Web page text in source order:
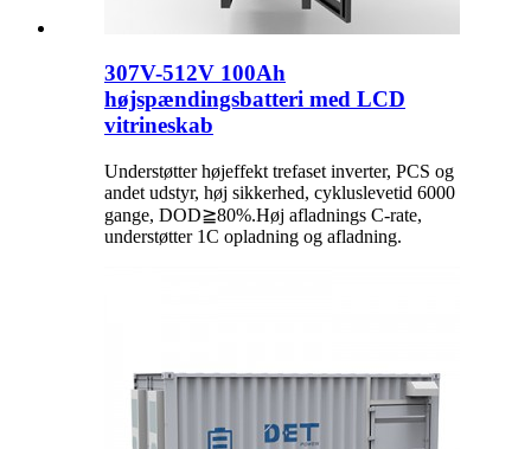
307V-512V 100Ah
højspændingsbatteri med LCD
vitrineskab
Understøtter højeffekt trefaset inverter, PCS og
andet udstyr, høj sikkerhed, cykluslevetid 6000
gange, DOD≧80%.Høj afladnings C-rate,
understøtter 1C opladning og afladning.